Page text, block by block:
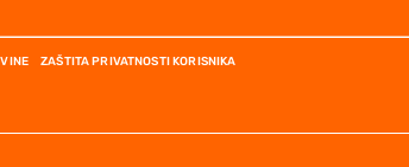
ZAŠTITA PRIVATNOSTI KORISNIKA